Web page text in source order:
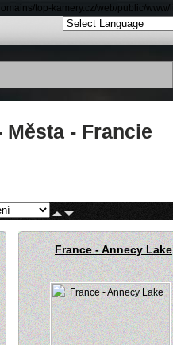
top-kamery.cz/web/public/
- Francie
France - Annecy Lake